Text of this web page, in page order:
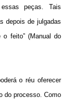
peças. Tais
depois de julgadas
o feito” (Manual do
o réu oferecer
do processo. Como